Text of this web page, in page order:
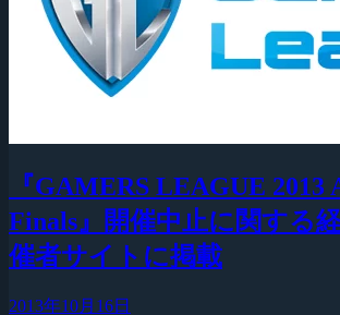
『GAMERS LEAGUE 2013
Finals』開催中止に関する
催者サイトに掲載
2013年10月16日